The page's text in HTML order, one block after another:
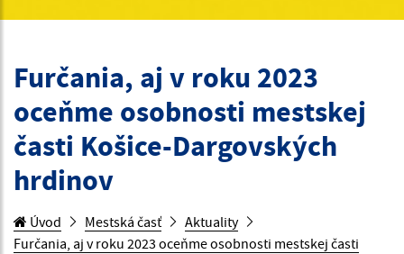
Furčania, aj v roku 2023
oceňme osobnosti mestskej
časti Košice-Dargovských
hrdinov
Úvod Mestská časť
Aktuality
Furčania, aj v roku 2023 oceňme osobnosti mestskej časti